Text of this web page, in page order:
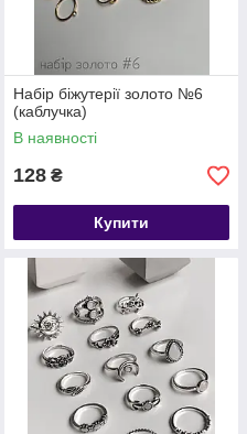
Набір біжутерії золото №6
(каблучка)
В наявності
128 ₴
Купити